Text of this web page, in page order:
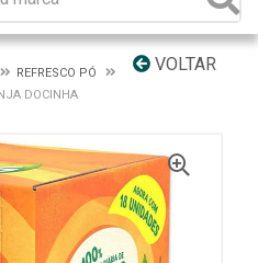
VOLTAR
REFRESCO PÓ
DOCINHA